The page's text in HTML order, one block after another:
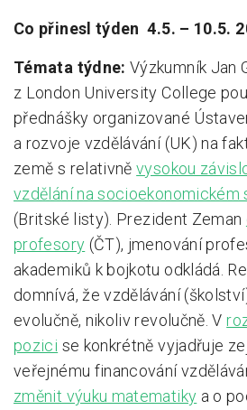
Kápézetka - průvodce pro
O nás
O nás
Partneři a dárci
Kontakty
Co přinesl týden 4.5. – 10.5.
Témata týdne:Výzkumník Jan
z London University College
přednášky organizované
a rozvoje vzdělávání (UK) na
země s relativněvysokou
vzdělání na socioekonomickém
(Britské listy). Prezident Zeman
profesory (ČT), jmenování
akademiků k bojkotu odkládá.
domnívá, že vzdělávání
evolučně, nikoliv revolučně. V
pozici se konkrétně vyjadřuje
veřejnému financování
změnit výuku matematiky a o